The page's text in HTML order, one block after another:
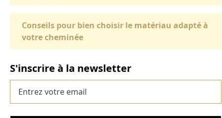
Conseils pour bien choisir le matériau adapté à
votre cheminée
S'inscrire à la newsletter